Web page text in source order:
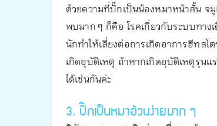
ด้วยความที่ปั๊กเป็นน้องหมาหน้าสั้น จ
พบมาก ๆ ก็คือ โรคเกี่ยวกับระบบทาง
นักทำให้เสี่ยงต่อการเกิดอาการฮีทสโ
เกิดอุบัติเหตุ ถ้าหากเกิดอุบัติเหตุรุน
ได้เช่นกันค่ะ
3. ปั๊กเป็นหมาอ้วนง่ายมาก ๆ